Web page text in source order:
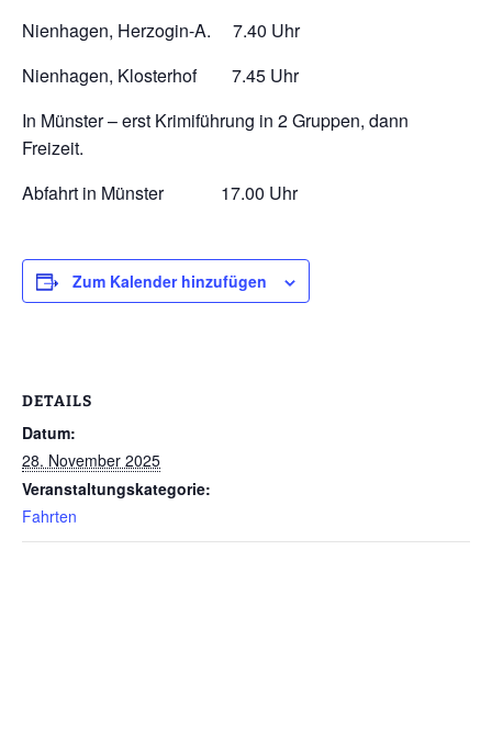
Nienhagen, Herzogin-A. 7.40 Uhr
Nienhagen, Klosterhof 7.45 Uhr
In Münster – erst Krimiführung in 2 Gruppen, dann
Freizeit.
Abfahrt in Münster 17.00 Uhr
Zum Kalender hinzufügen
DETAILS
Datum:
28. November 2025
Veranstaltungskategorie:
Fahrten